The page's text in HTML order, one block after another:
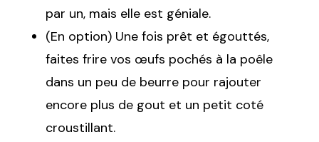
par un, mais elle est géniale.
(En option) Une fois prêt et égouttés,
faites frire vos œufs pochés à la poêle
dans un peu de beurre pour rajouter
encore plus de gout et un petit coté
croustillant.